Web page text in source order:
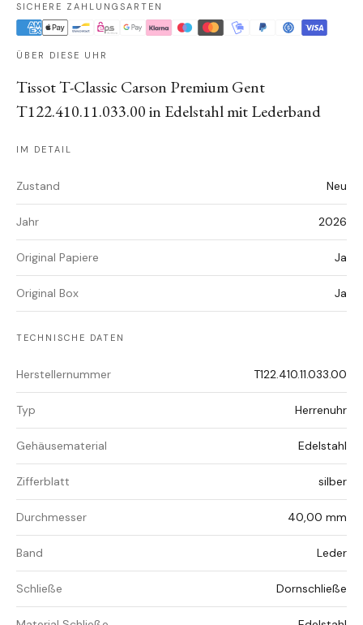
SICHERE ZAHLUNGSARTEN
ÜBER DIESE UHR
Tissot T-Classic Carson Premium Gent
T122.410.11.033.00 in Edelstahl mit Lederband
IM DETAIL
Zustand Neu
Jahr 2026
Original Papiere Ja
Original Box Ja
TECHNISCHE DATEN
Herstellernummer T122.410.11.033.00
Typ Herrenuhr
Gehäusematerial Edelstahl
Zifferblatt silber
Durchmesser 40,00 mm
Band Leder
Schließe Dornschließe